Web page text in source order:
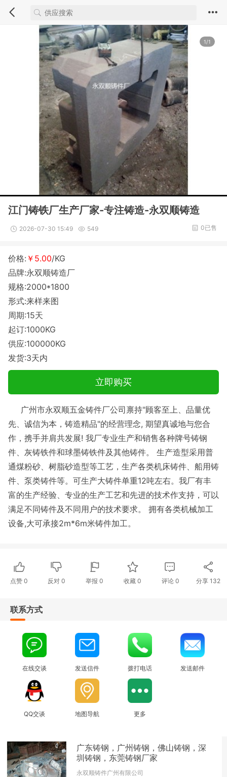
1/1
江门铸铁厂生产厂家-专注铸造-永双顺铸造
2026-07-30 15:49 549 0已售
价格: ￥5.00/KG
品牌:永双顺铸造厂
规格:2000*1800
形式:来样来图
周期:15天
起订:1000KG
供应:100000KG
发货:3天内
立即购买
广州市永双顺五金铸件厂公司禀持"顾客至上、品量优
先、诚信为本，铸造精品"的经营理念, 期望真诚地与您合
作，携手并肩共发展! 我厂专业生产和销售各种牌号铸钢
件、灰铸铁件和球墨铸铁件及其他铸件。 生产造型采用普
通煤粉砂、树脂砂造型等工艺，生产各类机床铸件、船用铸
件、泵类铸件等。可生产大铸件单重12吨左右。我厂有丰
富的生产经验、专业的生产工艺和先进的技术作支持，可以
满足不同铸件及不同用户的技术要求。 拥有各类机械加工
设备,大可承接2m*6m米铸件加工。
点赞 0 反对0 举报 0 收藏 0 评论 0 分享 132
联系方式
在线交谈 发送信件 拨打电话 发送邮件
QQ交谈 地图导航 更多
广东铸钢，广州铸钢，佛山铸钢，深
圳铸钢，东莞铸钢厂家
永双顺铸件广州有限公司